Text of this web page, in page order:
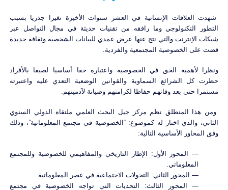
شهدت العلاقات الإنسانية في العشر سنوات الأخيرة تغيرا جذريا بسبب
التطور التكنولوجي وما رافقه من تقنيات حديثة في مجال التواصل عبر
شبكات الإنترنت والتي نتج عنها عرض عمدي للبيانات الشخصية وثقافة جديدة
قضت على الخصوصية المجتمعية والفردية.
ونظرا لأهمية الحق في الخصوصية واعتباره حقا أساسيا لصيقا بالأفراد
حظرت كل الشرائع السماوية والقوانين الوضعية التعدي عليه واعتبرته
مستمرا حتى بعد وفاتهم حفاظا لكرامتهم وصيانة لآدميتهم.
ومن هذا المنطلق نظم مركز جيل البحث العلمي ملتقاه الدولي السنوي
الثاني، والذي اختار له كموضوع: “الخصوصية في مجتمع المعلوماتية”، وذلك
وفق المحاور الأساسية التالية:
— المحور الأول: الإطار التاريخي والمفاهيمي للخصوصية وللمجتمع
المعلوماتي.
— المحور الثاني: التحولات الاجتماعية في عصر المعلوماتية.
— المحور الثالث: التحديات التي تواجه الخصوصية في مجتمع